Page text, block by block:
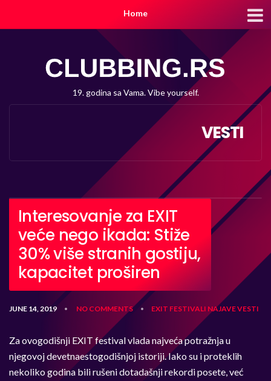
Home
19. godina sa Vama. Vibe yourself.
VESTI
Interesovanje za EXIT
veće nego ikada: Stiže
30% više stranih gostiju,
kapacitet proširen
JUNE 14, 2019 • NO COMMENTS • EXIT FESTIVALI NAJAVEVESTI
Za ovogodišnji EXIT festival vlada najveća potražnja u
njegovoj devetnaestogodišnjoj istoriji. Iako su i proteklih
nekoliko godina bili rušeni dotadašnji rekordi posete, već